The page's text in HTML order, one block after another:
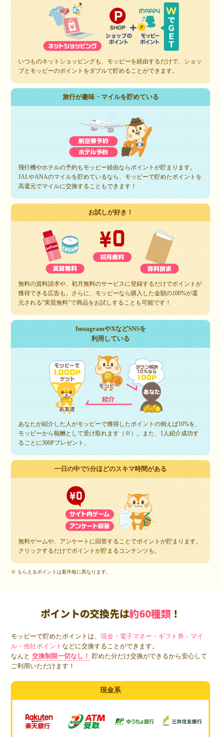
いつものネットショッピングも、モッピーを経由するだけで、ショッ
プとモッピーのポイントをダブルで貯めることができます。
旅行が趣味・マイルを貯めている
飛行機やホテルの予約もモッピー経由ならポイントが貯まります。
JALやANAのマイルを貯めているなら、モッピーで貯めたポイントを
高還元でマイルに交換することもできます！
お試しが好き！
無料の資料請求や、初月無料のサービスに登録するだけでポイントが
獲得できる広告も。さらに、モッピーなら購入した金額の100%が還
元される“実質無料”で商品をお試しすることも可能です！
InstagramやXなどSNSを
利用している
あなたが紹介した人がモッピーで獲得したポイントの例えば10%を、
モッピーから報酬として受け取れます（※）。また、1人紹介成功す
るごとに300Pプレゼント。
一日の中で5分ほどのスキマ時間がある
無料ゲームや、アンケートに回答することでポイントが貯まります。
クリックするだけでポイントが貯まるコンテンツも。
※ もらえるポイントは案件毎に異なります。
ポイントの交換先は約60種類 ！
モッピーで貯めたポイントは、現金・電子マネー・ギフト券・マイ
ル・他社ポイントなどに交換することができます。
なんと 交換制限一切なし！
貯めた分だけ交換ができるから安心して
ご利用いただけます！
現金系